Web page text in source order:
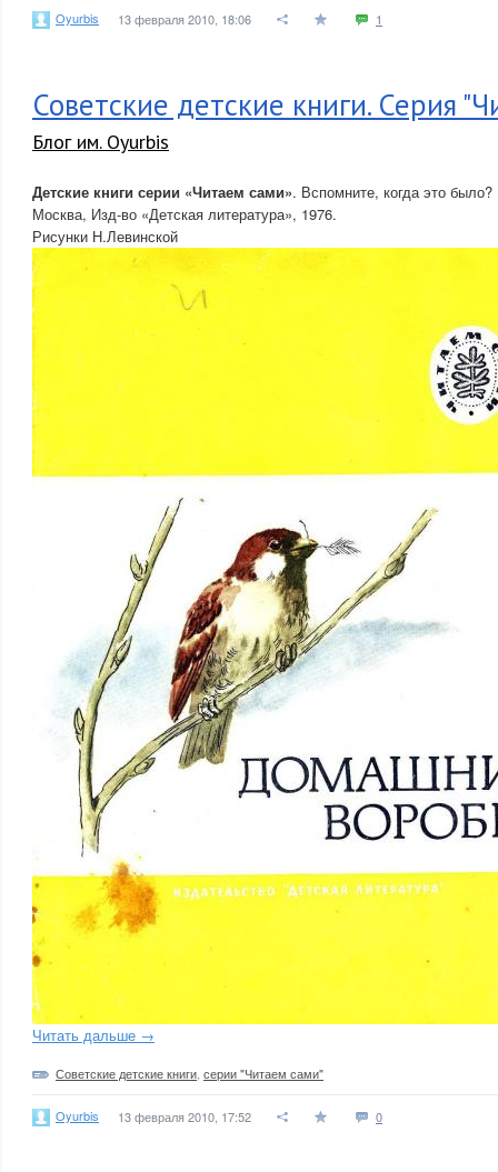
Oyurbis 13 февраля 2010, 18:06 1
Советские детские книги. Серия
Блог им. Oyurbis
Детские книги серии «Читаем сами». Вспомните, когда это было?
Москва, Изд-во «Детская литература», 1976.
Рисунки Н.Левинской
Читать дальше →
Советские детские книги серии "Читаем сами"
Oyurbis 13 февраля 2010, 17:52 0